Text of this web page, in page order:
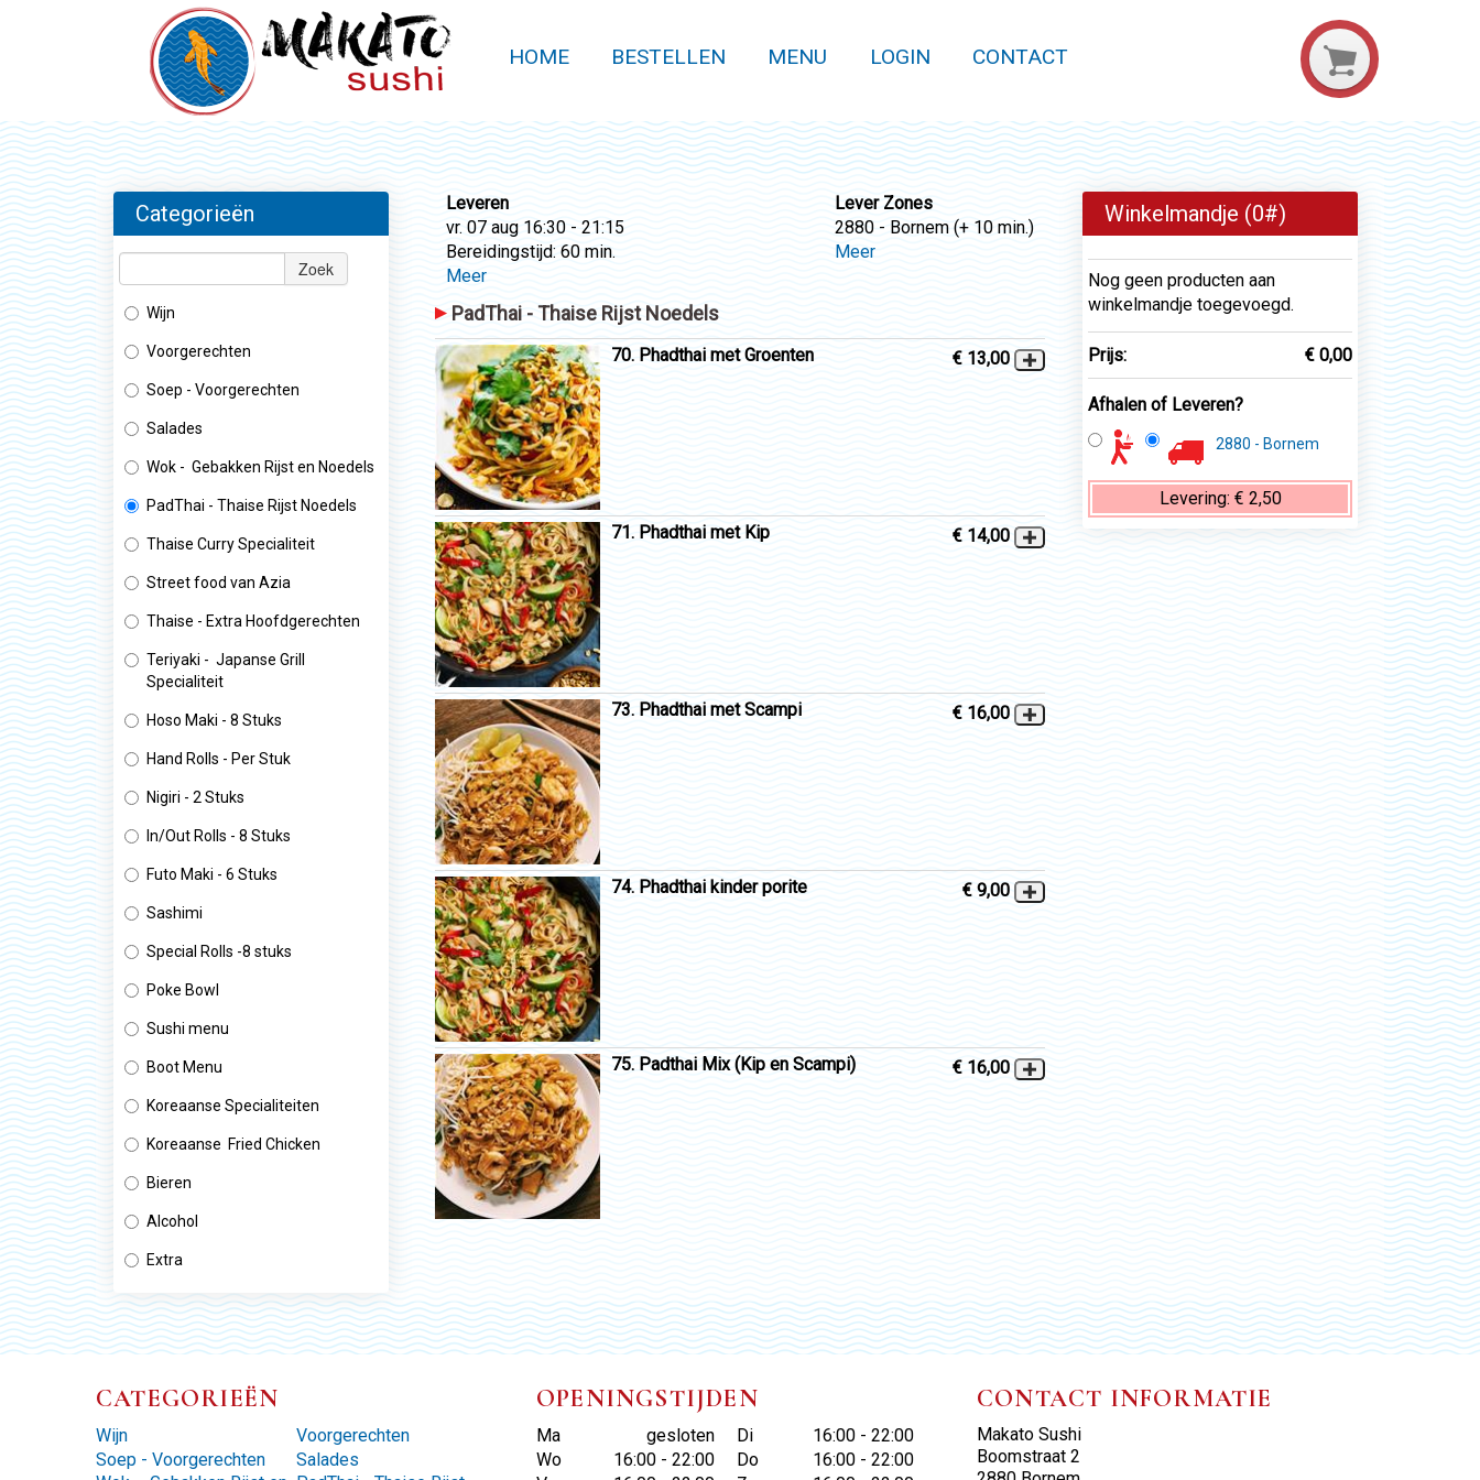
HOME BESTELLEN MENU LOGIN CONTACT
Categorieën
Zoek
Wijn
Voorgerechten
Soep - Voorgerechten
Salades
Wok - Gebakken Rijst en Noedels
PadThai - Thaise Rijst Noedels
Thaise Curry Specialiteit
Street food van Azia
Thaise - Extra Hoofdgerechten
Teriyaki - Japanse Grill
Specialiteit
Hoso Maki - 8 Stuks
Hand Rolls - Per Stuk
Nigiri - 2 Stuks
In/Out Rolls - 8 Stuks
Futo Maki - 6 Stuks
Sashimi
Special Rolls -8 stuks
Poke Bowl
Sushi menu
Boot Menu
Koreaanse Specialiteiten
Koreaanse Fried Chicken
Bieren
Alcohol
Extra
Leveren
vr. 07 aug 16:30 - 21:15
Bereidingstijd: 60 min.
Meer
Lever Zones
2880 - Bornem (+ 10 min.)
Meer
PadThai - Thaise Rijst Noedels
70. Phadthai met Groenten € 13,00
71. Phadthai met Kip € 14,00
73. Phadthai met Scampi € 16,00
74. Phadthai kinder porite € 9,00
75. Padthai Mix (Kip en Scampi) € 16,00
Winkelmandje (0#)
Nog geen producten aan
winkelmandje toegevoegd.
Prijs: € 0,00
Afhalen of Leveren?
2880 - Bornem
Levering: € 2,50
CATEGORIEËN
Wijn
Voorgerechten
Soep - Voorgerechten
Salades
OPENINGSTIJDEN
Ma gesloten Di
16:00 - 22:00
Wo
16:00 - 22:00 Do
16:00 - 22:00
CONTACT INFORMATIE
Makato Sushi
Boomstraat 2